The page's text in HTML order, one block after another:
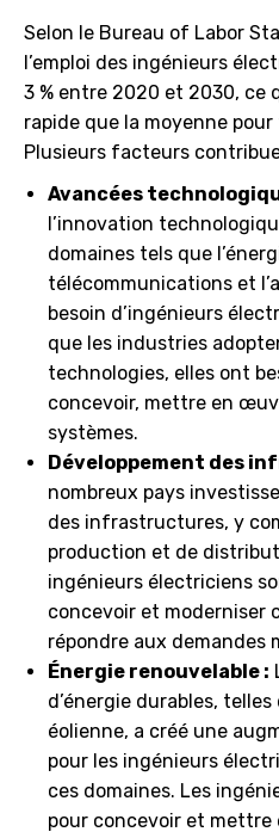
Selon le Bureau of Labor
l’emploi des ingénieurs
3 % entre 2020 et 2030, ce
rapide que la moyenne
Plusieurs facteurs
Avancées
l’innovation
domaines tels que
télécommunications et
besoin d’ingénieurs
que les industries
technologies, elles ont
concevoir, mettre en
systèmes.
Développement des
nombreux pays
des infrastructures, y
production et de
ingénieurs électriciens
concevoir et moderniser
répondre aux demandes
Énergie renouvelable :
d’énergie durables,
éolienne, a créé une
pour les ingénieurs
ces domaines. Les
pour concevoir et